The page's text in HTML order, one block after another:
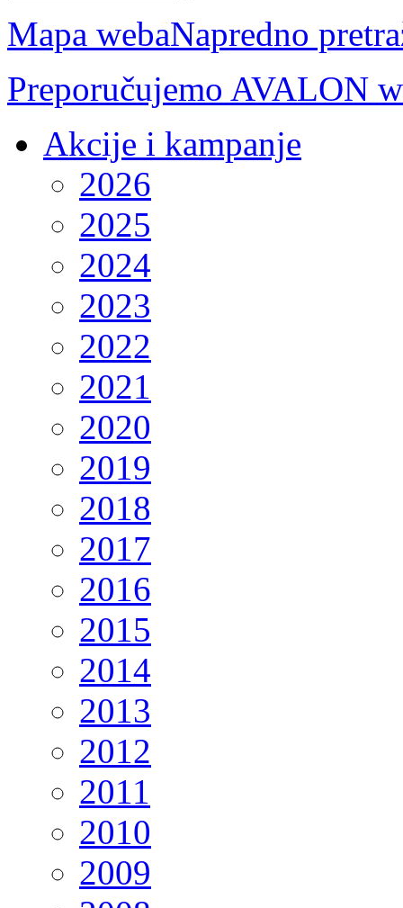
Mapa webaNapredno
Preporučujemo AVALON
Akcije i kampanje
2026
2025
2024
2023
2022
2021
2020
2019
2018
2017
2016
2015
2014
2013
2012
2011
2010
2009